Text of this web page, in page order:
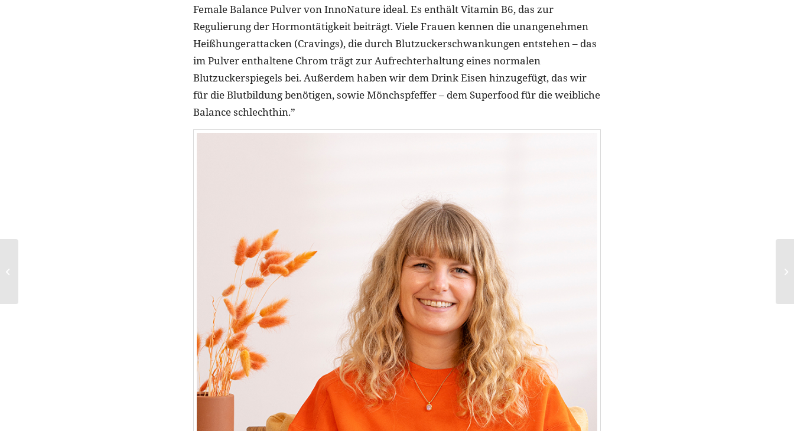
Female Balance Pulver von InnoNature ideal. Es enthält Vitamin B6, das zur
Regulierung der Hormontätigkeit beiträgt. Viele Frauen kennen die unangenehmen
Heißhungerattacken (Cravings), die durch Blutzuckerschwankungen entstehen – das
im Pulver enthaltene Chrom trägt zur Aufrechterhaltung eines normalen
Blutzuckerspiegels bei. Außerdem haben wir dem Drink Eisen hinzugefügt, das wir
für die Blutbildung benötigen, sowie Mönchspfeffer – dem Superfood für die weibliche
Balance schlechthin.”